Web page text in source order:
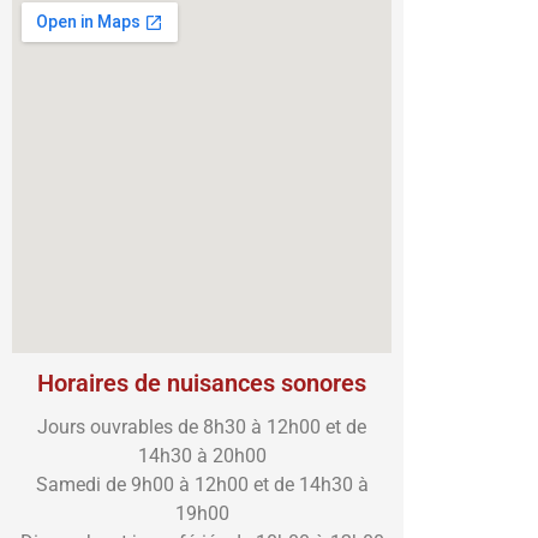
Horaires de nuisances sonores
Jours ouvrables de 8h30 à 12h00 et de
14h30 à 20h00
Samedi de 9h00 à 12h00 et de 14h30 à
19h00